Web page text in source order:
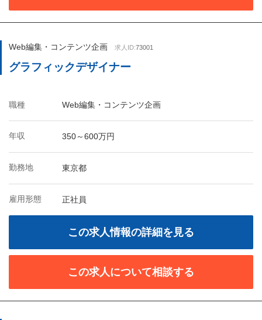
Web編集・コンテンツ企画 求人ID:73001
グラフィックデザイナー
職種 Web編集・コンテンツ企画
年収 350～600万円
勤務地 東京都
雇用形態 正社員
この求人情報の詳細を見る
この求人について相談する